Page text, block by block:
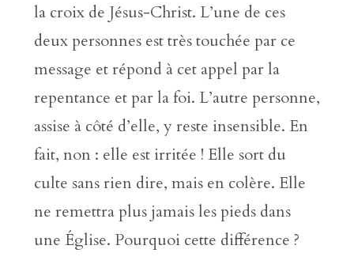
la croix de Jésus-Christ. L’une de ces
deux personnes est très touchée par ce
message et répond à cet appel par la
repentance et par la foi. L’autre personne,
assise à côté d’elle, y reste insensible. En
fait, non : elle est irritée ! Elle sort du
culte sans rien dire, mais en colère. Elle
ne remettra plus jamais les pieds dans
une Église. Pourquoi cette différence ?